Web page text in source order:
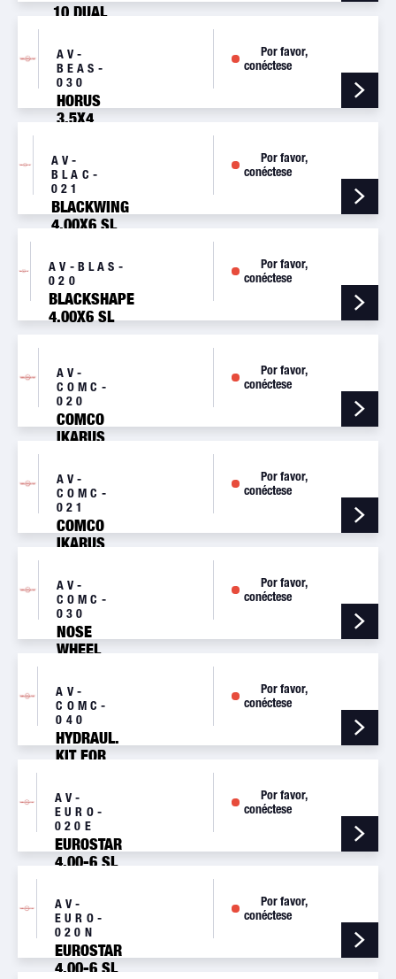
10 DUAL
WHEEL
ASSY
AV-
BEAS-
030
HORUS
3.5X4
WHEEL
ASSY
Por favor,
conéctese
AV-
BLAC-
021
BLACKWING
4.00X6 SL
WHEEL
ASSY
Por favor,
conéctese
AV-BLAS-
020
BLACKSHAPE
4.00X6 SL
Por favor,
conéctese
AV-
COMC-
020
COMCO
IKARUS
4.00X6
SL MAIN
WHEEL
ASSY
Por favor,
conéctese
AV-
COMC-
021
COMCO
IKARUS
4.00X6
SL MAIN
WHEEL
ASSY
Por favor,
conéctese
AV-
COMC-
030
NOSE
WHEEL
COMCO
IKARUS -
4.00-6
Por favor,
conéctese
AV-
COMC-
040
HYDRAUL.
KIT FOR
Por favor,
conéctese
AV-
EURO-
020E
EUROSTAR
4.00-6 SL
WHEEL
ASSY
Por favor,
conéctese
AV-
EURO-
020N
EUROSTAR
4.00-6 SL
Por favor,
conéctese